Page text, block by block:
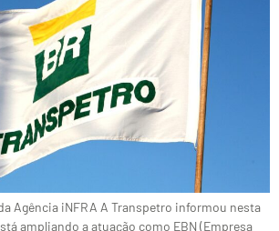
Agência iNFRA A Transpetro informou nesta
ampliando a atuação como EBN (Empresa